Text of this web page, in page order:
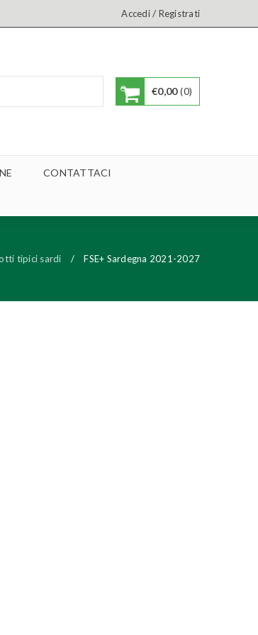
Accedi/ Registrati
€0,00 0
CONTATTACI
tipici sardi / FSE+ Sardegna 2021-2027